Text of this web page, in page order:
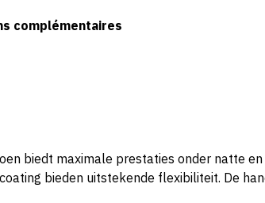
complémentaires
biedt maximale prestaties onder natte
bieden uitstekende flexibiliteit. De